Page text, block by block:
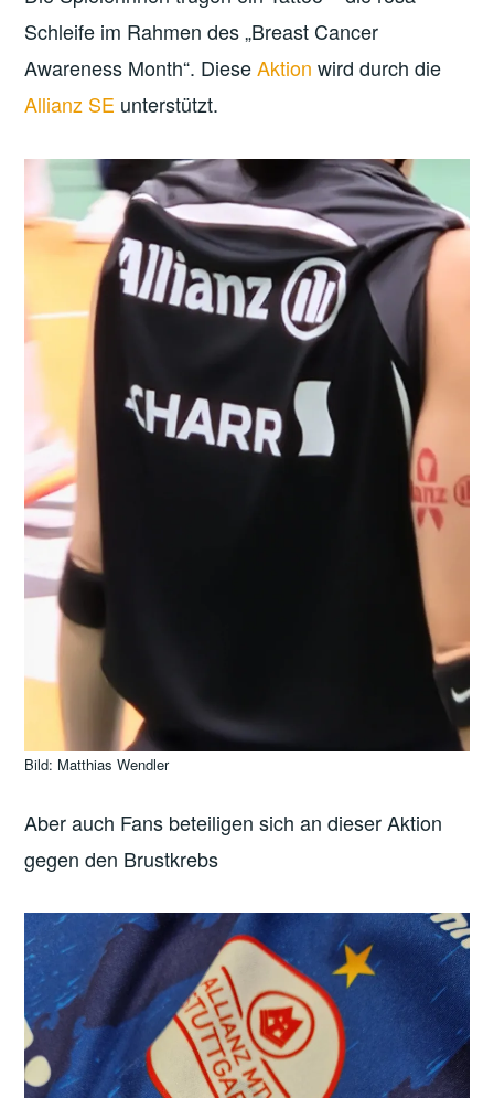
Schleife im Rahmen des „Breast Cancer
Awareness Month“. DieseAktion wird durch die
Allianz SE unterstützt.
Bild: Matthias Wendler
Aber auch Fans beteiligen sich an dieser Aktion
gegen den Brustkrebs